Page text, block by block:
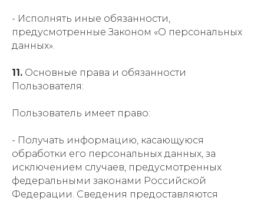
- Исполнять иные обязанности,
предусмотренные Законом «О персональных
данных».
11. Основные права и обязанности
Пользователя:
Пользователь имеет право:
- Получать информацию, касающуюся
обработки его персональных данных, за
исключением случаев, предусмотренных
федеральными законами Российской
Федерации. Сведения предоставляются